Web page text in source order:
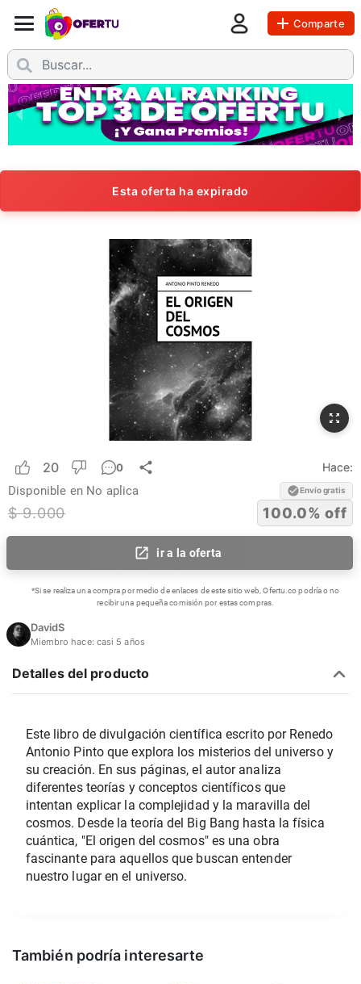
Comparte
Esta oferta ha expirado
20 0 Hace:
Disponible en No aplica Envío gratis
$9.000 100.0% off
ir a la oferta
*Si se realiza una compra por medio de enlaces de este sitio web, Ofertu.co podría o no
recibir una pequeña comisión por estas compras.
DavidS
Miembro hace: casi 5 años
Detalles del producto
Este libro de divulgación científica escrito por Renedo
Antonio Pinto que explora los misterios del universo y
su creación. En sus páginas, el autor analiza
diferentes teorías y conceptos científicos que
intentan explicar la complejidad y la maravilla del
cosmos. Desde la teoría del Big Bang hasta la física
cuántica, "El origen del cosmos" es una obra
fascinante para aquellos que buscan entender
nuestro lugar en el universo.
También podría interesarte